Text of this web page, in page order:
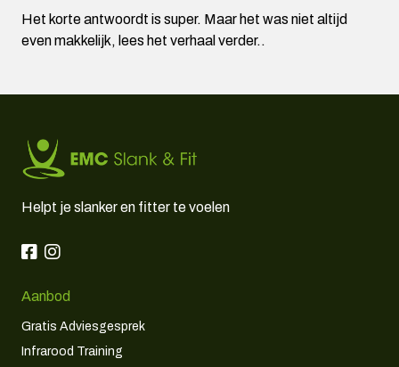
Het korte antwoordt is super. Maar het was niet altijd
even makkelijk, lees het verhaal verder..
Helpt je slanker en fitter te voelen
Aanbod
Gratis Adviesgesprek
Infrarood Training